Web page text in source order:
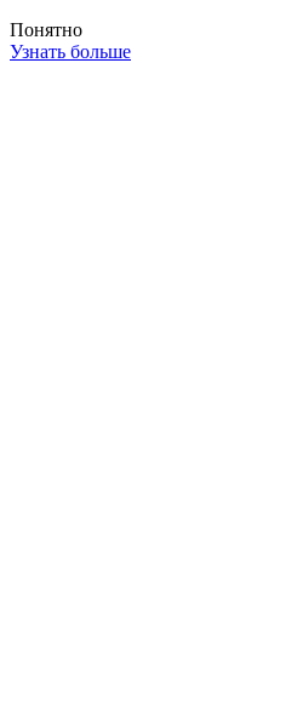
Понятно
Узнать больше